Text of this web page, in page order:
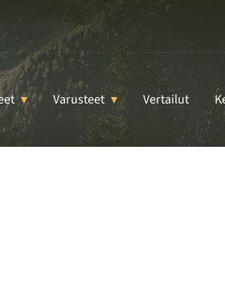
Varusteet Vertailut